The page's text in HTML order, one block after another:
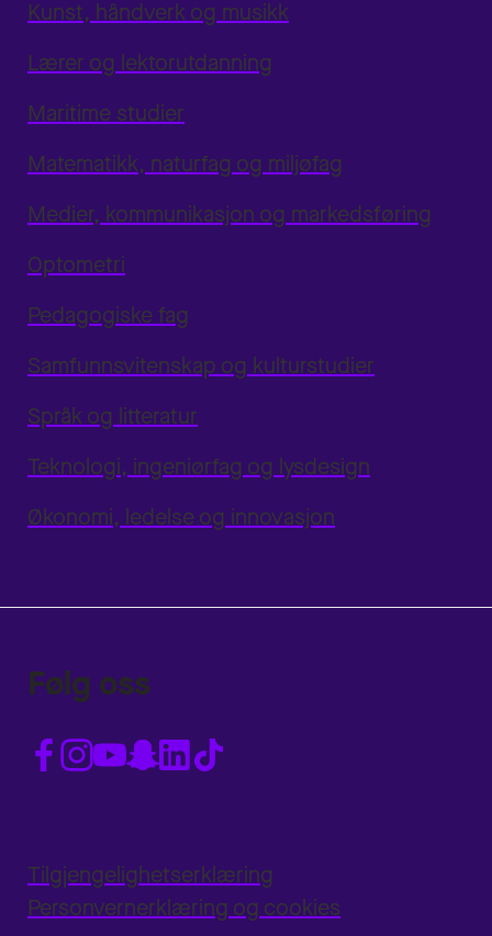
Kunst, håndverk og musikk
Lærer og lektorutdanning
Maritime studier
Matematikk, naturfag og miljøfag
Medier, kommunikasjon og markedsføring
Optometri
Pedagogiske fag
Samfunnsvitenskap og kulturstudier
Språk og litteratur
Teknologi, ingeniørfag og lysdesign
Økonomi, ledelse og innovasjon
Følg oss
Tilgjengelighetserklæring
Personvernerklæring og cookies